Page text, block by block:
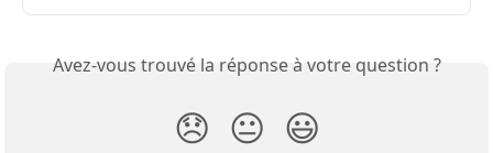
Avez-vous trouvé la réponse à votre question ?
😞 😐 😃